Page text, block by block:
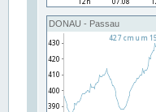
DONAU - Passau